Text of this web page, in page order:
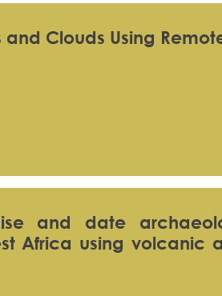
Clouds Using
and date
Africa using volcanic